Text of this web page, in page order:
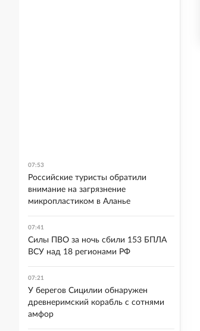
07:53
Российские туристы обратили
внимание на загрязнение
микропластиком в Аланье
07:41
Силы ПВО за ночь сбили 153 БПЛА
ВСУ над 18 регионами РФ
07:21
У берегов Сицилии обнаружен
древнеримский корабль с сотнями
амфор